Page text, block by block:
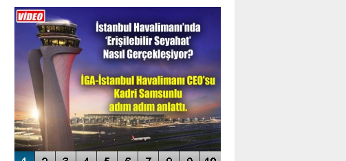
ENGELLERİN AŞILDIĞI HAVALİMANI